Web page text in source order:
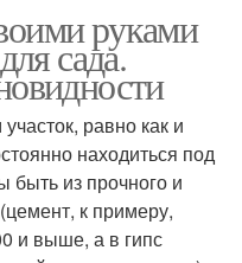
руками
сада.
равно как и
находиться под
из прочного и
к примеру,
и выше, а в гипс